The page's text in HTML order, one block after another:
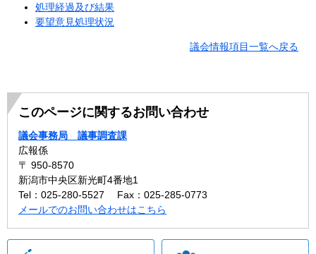
処理経過及び結果
要望意見処理状況
議会情報項目一覧へ戻る
このページに関するお問い合わせ
議会事務局 議事調査課
広報係
〒 950-8570
新潟市中央区新光町4番地1
Tel：025-280-5527
Fax：025-285-0773
メールでのお問い合わせはこちら